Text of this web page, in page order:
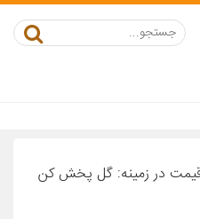
قیمت در زمینه: گل پخش کن